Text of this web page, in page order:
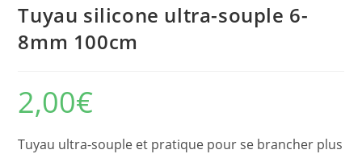
Tuyau silicone ultra-souple 6-
8mm 100cm
2,00€
Tuyau ultra-souple et pratique pour se brancher plus